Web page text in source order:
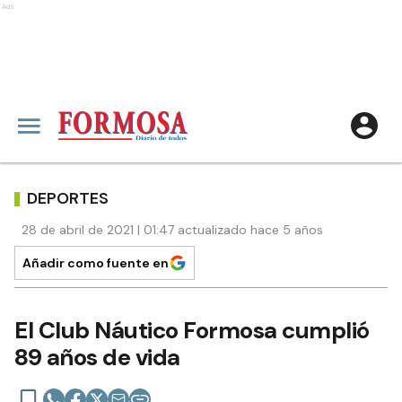
Ads
DEPORTES
28 de abril de 2021 | 01:47 actualizado hace 5 años
Añadir como fuente en
El Club Náutico Formosa cumplió
89 años de vida